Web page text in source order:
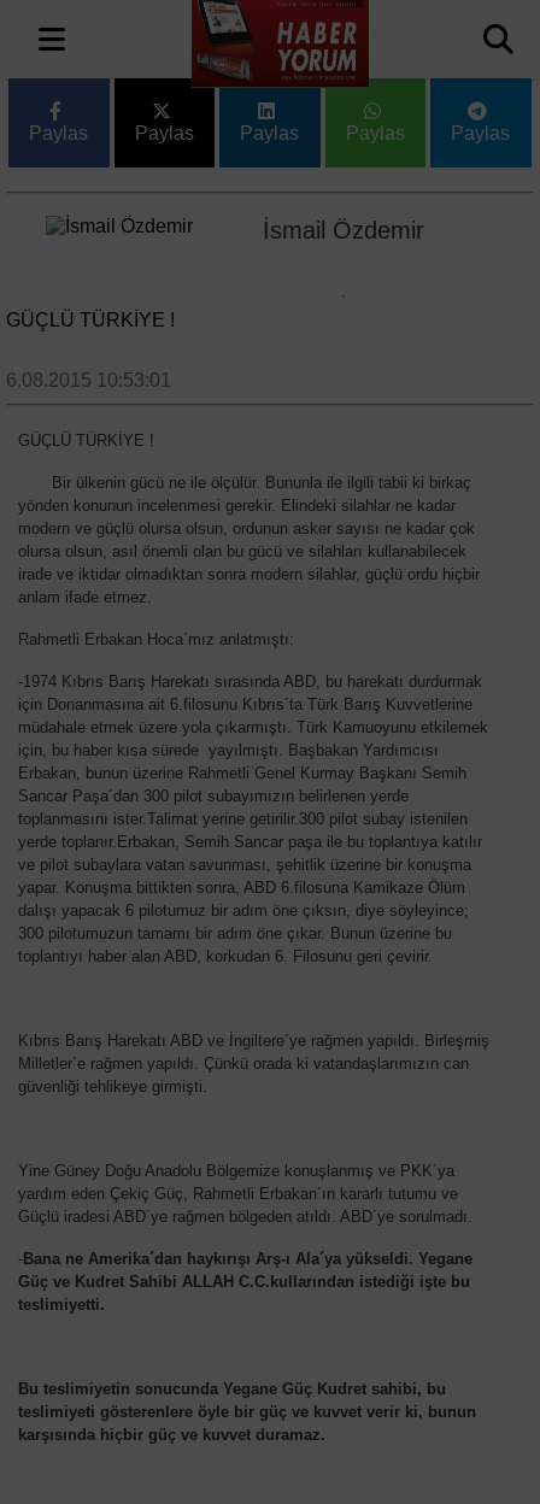
Paylas Paylas Paylas Paylas Paylas
İsmail Özdemir
GÜÇLÜ TÜRKİYE !
6.08.2015 10:53:01
GÜÇLÜ TÜRKİYE !
Bir ülkenin gücü ne ile ölçülür. Bununla ile ilgili tabii ki birkaç
yönden konunun incelenmesi gerekir. Elindeki silahlar ne kadar
modern ve güçlü olursa olsun, ordunun asker sayısı ne kadar çok
olursa olsun, asıl önemli olan bu gücü ve silahları kullanabilecek
irade ve iktidar olmadıktan sonra modern silahlar, güçlü ordu hiçbir
anlam ifade etmez.
Rahmetli Erbakan Hoca´mız anlatmıştı:
-1974 Kıbrıs Barış Harekatı sırasında ABD, bu harekatı durdurmak
için Donanmasına ait 6.filosunu Kıbrıs´ta Türk Barış Kuvvetlerine
müdahale etmek üzere yola çıkarmıştı. Türk Kamuoyunu etkilemek
için, bu haber kısa sürede yayılmıştı. Başbakan Yardımcısı
Erbakan, bunun üzerine Rahmetli Genel Kurmay Başkanı Semih
Sancar Paşa´dan 300 pilot subayımızın belirlenen yerde
toplanmasını ister.Talimat yerine getirilir.300 pilot subay istenilen
yerde toplanır.Erbakan, Semih Sancar paşa ile bu toplantıya katılır
ve pilot subaylara vatan savunması, şehitlik üzerine bir konuşma
yapar. Konuşma bittikten sonra, ABD 6.filosuna Kamikaze Ölüm
dalışı yapacak 6 pilotumuz bir adım öne çıksın, diye söyleyince;
300 pilotumuzun tamamı bir adım öne çıkar. Bunun üzerine bu
toplantıyı haber alan ABD, korkudan 6. Filosunu geri çevirir.
Kıbrıs Barış Harekatı ABD ve İngiltere´ye rağmen yapıldı. Birleşmiş
Milletler´e rağmen yapıldı. Çünkü orada ki vatandaşlarımızın can
güvenliği tehlikeye girmişti.
Yine Güney Doğu Anadolu Bölgemize konuşlanmış ve PKK´ya
yardım eden Çekiç Güç, Rahmetli Erbakan´ın kararlı tutumu ve
Güçlü iradesi ABD´ye rağmen bölgeden atıldı. ABD´ye sorulmadı.
- Bana ne Amerika´dan haykırışı Arş-ı Ala´ya yükseldi. Yegane
Güç ve Kudret Sahibi ALLAH C.C.kullarından istediği işte bu
teslimiyetti.
Bu teslimiyetin sonucunda Yegane Güç Kudret sahibi, bu
teslimiyeti gösterenlere öyle bir güç ve kuvvet verir ki, bunun
karşısında hiçbir güç ve kuvvet duramaz.